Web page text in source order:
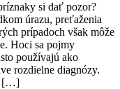
si dať pozor?
úrazu, preťaženia
prípadoch však môže
Hoci sa pojmy
používajú ako
rozdielne diagnózy.
[…]